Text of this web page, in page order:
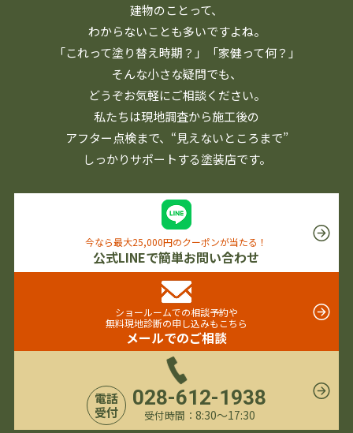
建物のことって、
わからないことも多いですよね。
「これって塗り替え時期？」「家健って何？」
そんな小さな疑問でも、
どうぞお気軽にご相談ください。
私たちは現地調査から施工後の
アフター点検まで、 “見えないところまで”
しっかりサポートする塗装店です。
今なら最大25,000円のクーポンが当たる！
公式LINEで簡単お問い合わせ
ショールームでの相談予約や
無料現地診断の申し込みもこちら
メールでのご相談
電話
受付
028-612-1938
受付時間： 8:30〜17:30